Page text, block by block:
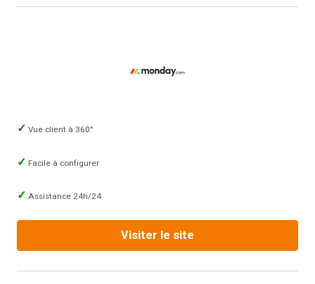
Vue client à 360°
Facile à configurer
Assistance 24h/24
Visiter le site